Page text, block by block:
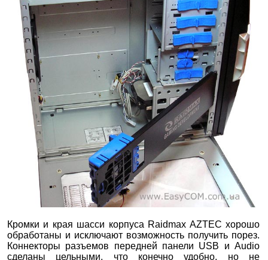
Кромки и края шасси корпуса Raidmax AZTEC хорошо
обработаны и исключают возможность получить порез.
Коннекторы разъемов передней панели USB и Audio
сделаны цельными, что конечно удобно, но не